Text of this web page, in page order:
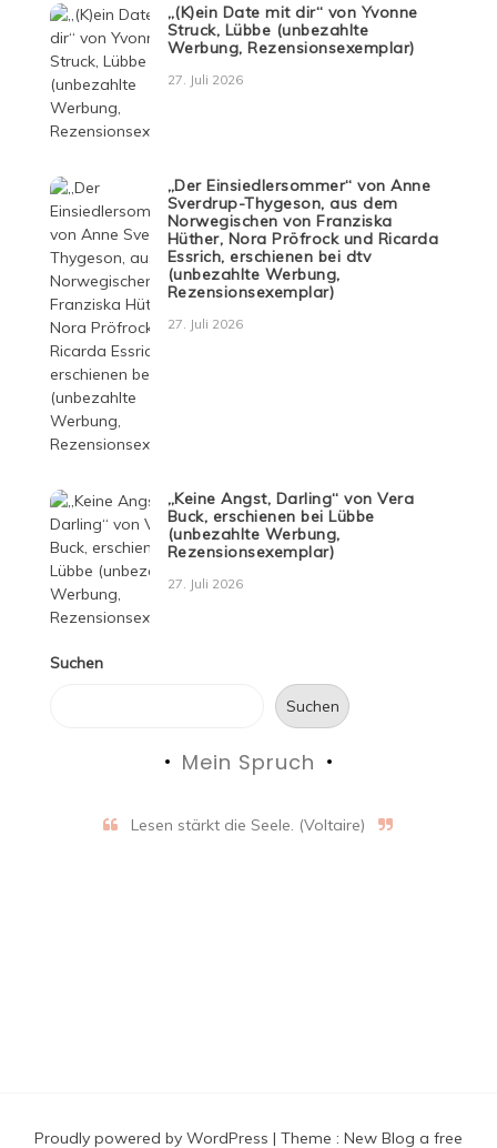
„(K)ein Date mit dir“ von Yvonne
Struck, Lübbe (unbezahlte
Werbung, Rezensionsexemplar)
27. Juli 2026
„Der Einsiedlersommer“ von Anne
Sverdrup-Thygeson, aus dem
Norwegischen von Franziska
Hüther, Nora Pröfrock und Ricarda
Essrich, erschienen bei dtv
(unbezahlte Werbung,
Rezensionsexemplar)
27. Juli 2026
„Keine Angst, Darling“ von Vera
Buck, erschienen bei Lübbe
(unbezahlte Werbung,
Rezensionsexemplar)
27. Juli 2026
Suchen
Suchen
Mein Spruch
Lesen stärkt die Seele. (Voltaire)
Proudly powered by WordPress | Theme : New Blog a free